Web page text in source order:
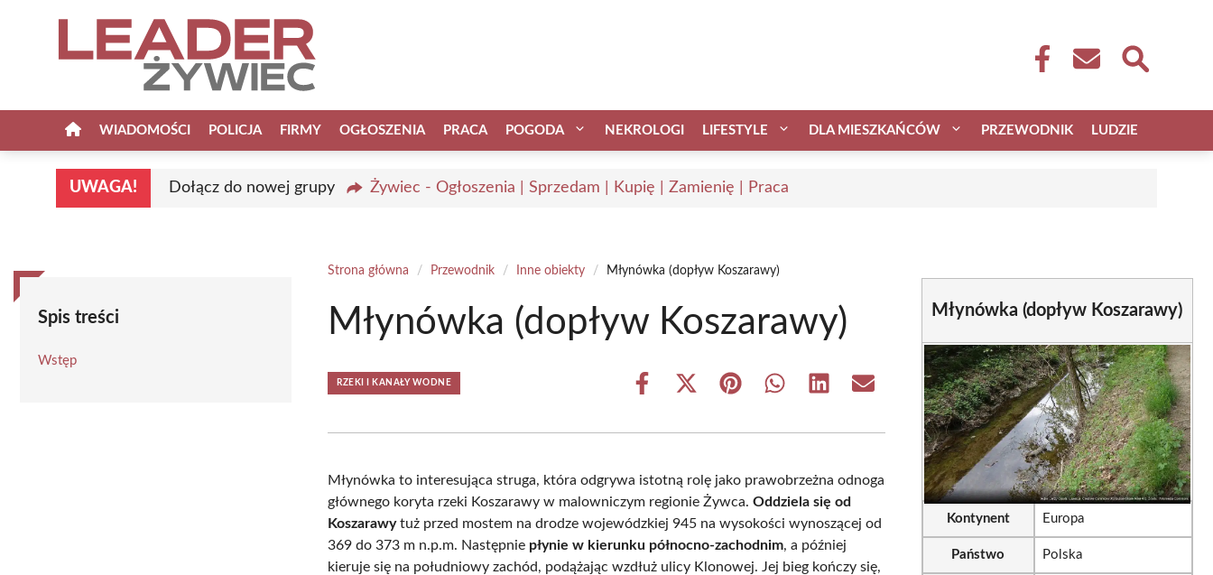
WIADOMOŚCI POLICJA FIRMY OGŁOSZENIA PRACA POGODA NEKROLOGI LIFESTYLE DLA MIESZKAŃCÓW PRZEWODNIK LUDZIE
UWAGA! Dołącz do nowej grupy Żywiec - Ogłoszenia | Sprzedam | Kupię | Zamienię | Praca
Spis treści
Wstęp
Strona główna / Przewodnik / Inne obiekty / Młynówka (dopływ Koszarawy)
Młynówka (dopływ Koszarawy)
RZEKI I KANAŁY WODNE
Share
Share
(Twitter)
Share Share Share Share
Młynówka to interesująca struga, która odgrywa istotną rolę jako prawobrzeżna odnoga
głównego koryta rzeki Koszarawy w malowniczym regionie Żywca.Oddziela się od
Koszarawytuż przed mostem na drodze wojewódzkiej 945 na wysokości wynoszącej od
369 do 373 m n.p.m. Następnie płynie w kierunku północno-zachodnim, a później
kieruje się na południowy zachód, podążając wzdłuż ulicy Klonowej. Jej bieg kończy się,
Młynówka (dopływ Koszarawy)
Kontynent Europa
Państwo Polska